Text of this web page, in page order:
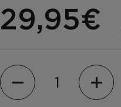
29,95€
Quantité